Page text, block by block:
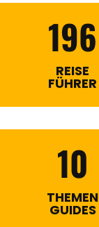
196
REISE
FÜHRER
10
THEMEN
GUIDES